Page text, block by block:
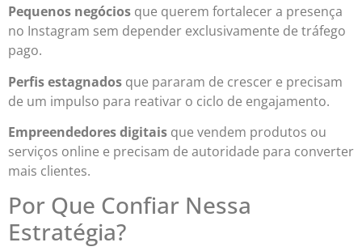
Pequenos negócios que querem fortalecer a presença
no Instagram sem depender exclusivamente de tráfego
pago.
Perfis estagnados que pararam de crescer e precisam
de um impulso para reativar o ciclo de engajamento.
Empreendedores digitais que vendem produtos ou
serviços online e precisam de autoridade para converter
mais clientes.
Por Que Confiar Nessa
Estratégia?